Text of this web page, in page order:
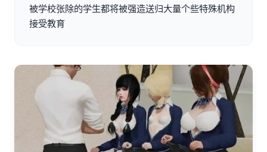
被学校张除的学生都将被强造送归大量个些特殊机构
接受教育